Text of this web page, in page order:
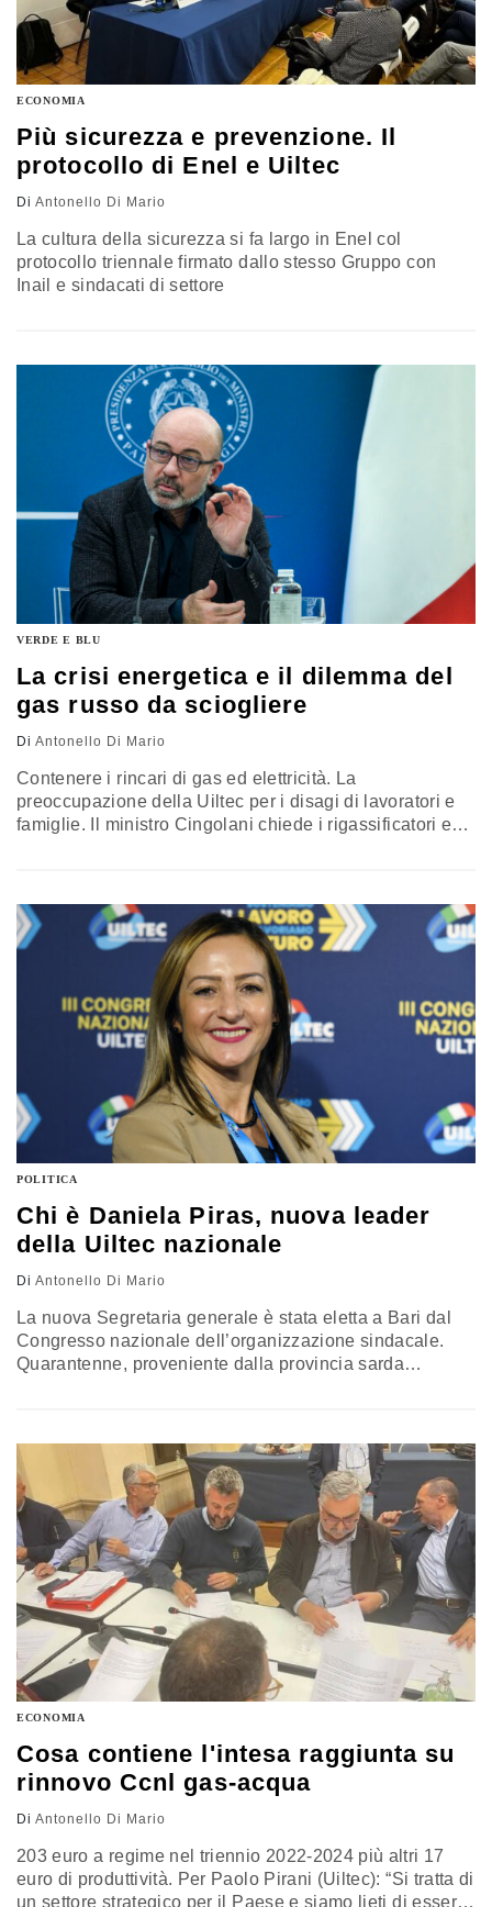
ECONOMIA
Più sicurezza e prevenzione. Il
protocollo di Enel e Uiltec
Di Antonello Di Mario
La cultura della sicurezza si fa largo in Enel col
protocollo triennale firmato dallo stesso Gruppo con
Inail e sindacati di settore
VERDE E BLU
La crisi energetica e il dilemma del
gas russo da sciogliere
Di Antonello Di Mario
Contenere i rincari di gas ed elettricità. La
preoccupazione della Uiltec per i disagi di lavoratori e
famiglie. Il ministro Cingolani chiede i rigassificatori e
POLITICA
Chi è Daniela Piras, nuova leader
della Uiltec nazionale
Di Antonello Di Mario
La nuova Segretaria generale è stata eletta a Bari dal
Congresso nazionale dell’organizzazione sindacale.
Quarantenne, proveniente dalla provincia sarda
ECONOMIA
Cosa contiene l'intesa raggiunta su
rinnovo Ccnl gas-acqua
Di Antonello Di Mario
203 euro a regime nel triennio 2022-2024 più altri 17
euro di produttività. Per Paolo Pirani (Uiltec): “Si tratta di
un settore strategico per il Paese e siamo lieti di esser